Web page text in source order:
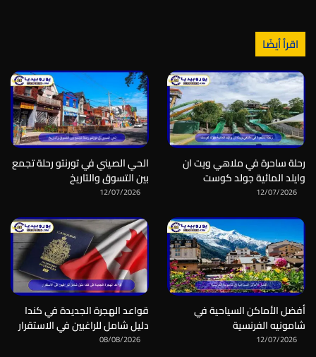
اقرأ أيضًا
رحلة ساحرة في ملاهي ويت ان
وايلد المائية جولد كوست
12/07/2026
الحي الصيني في تورنتو رحلة تجمع
بين التسوق والتاريخ
12/07/2026
أفضل الأماكن السياحية في
شامونيه الفرنسية
12/07/2026
قواعد الهجرة الجديدة في كندا
دليل شامل للراغبين في الاستقرار
08/08/2026